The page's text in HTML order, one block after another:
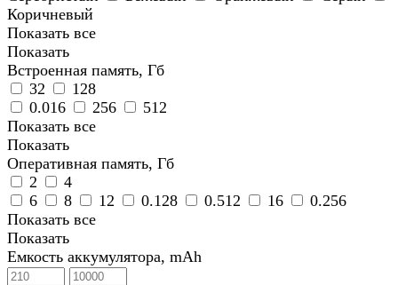
Коричневый
Показать все
Показать
Встроенная память, Гб
32
128
0.016
256
512
Показать все
Показать
Оперативная память, Гб
2
4
6
8 12 0.128 0.512 16
0.256
Показать все
Показать
Емкость аккумулятора, mAh